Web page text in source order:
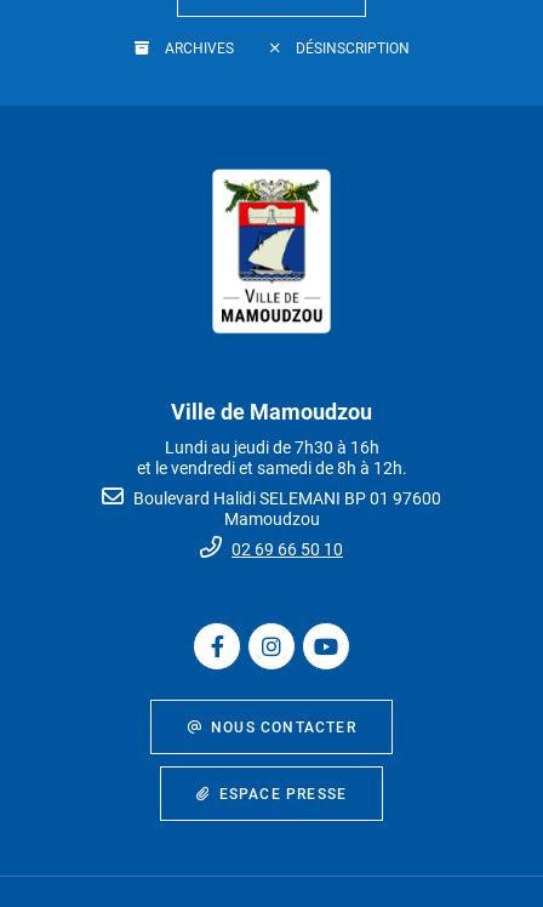
ARCHIVES DÉSINSCRIPTION
Ville de Mamoudzou
Lundi au jeudi de 7h30 à 16h
et le vendredi et samedi de 8h à 12h.
Boulevard Halidi SELEMANI BP 01 97600
Mamoudzou
02 69 66 50 10
NOUS CONTACTER
ESPACE PRESSE